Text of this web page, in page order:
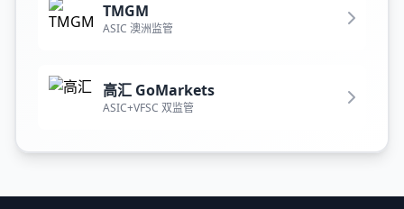
TMGM
ASIC 澳洲监管
高汇 GoMarkets
ASIC+VFSC 双监管